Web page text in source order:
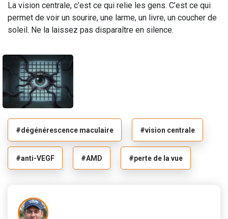
La vision centrale, c’est ce qui relie les gens. C’est ce qui
permet de voir un sourire, une larme, un livre, un coucher de
soleil. Ne la laissez pas disparaître en silence.
#dégénérescence maculaire #vision centrale
#anti-VEGF #AMD #perte de la vue